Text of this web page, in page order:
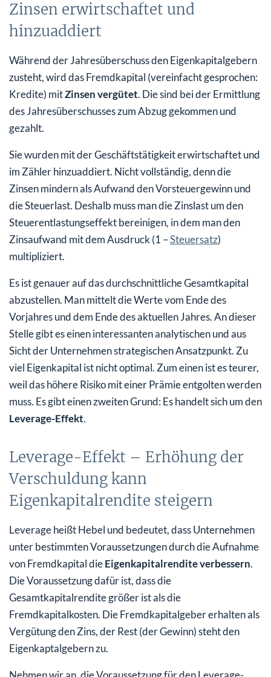
Zinsen erwirtschaftet und
hinzuaddiert
Während der Jahresüberschuss den Eigenkapitalgebern
zusteht, wird das Fremdkapital (vereinfacht gesprochen:
Kredite) mitZinsen vergütet. Die sind bei der Ermittlung
des Jahresüberschusses zum Abzug gekommen und
gezahlt.
Sie wurden mit der Geschäftstätigkeit erwirtschaftet und
im Zähler hinzuaddiert. Nicht vollständig, denn die
Zinsen mindern als Aufwand den Vorsteuergewinn und
die Steuerlast. Deshalb muss man die Zinslast um den
Steuerentlastungseffekt bereinigen, in dem man den
Zinsaufwand mit dem Ausdruck (1 –Steuersatz)
multipliziert.
Es ist genauer auf das durchschnittliche Gesamtkapital
abzustellen. Man mittelt die Werte vom Ende des
Vorjahres und dem Ende des aktuellen Jahres. An dieser
Stelle gibt es einen interessanten analytischen und aus
Sicht der Unternehmen strategischen Ansatzpunkt. Zu
viel Eigenkapital ist nicht optimal. Zum einen ist es teurer,
weil das höhere Risiko mit einer Prämie entgolten werden
muss. Es gibt einen zweiten Grund: Es handelt sich um den
Leverage-Effekt.
Leverage-Effekt – Erhöhung der
Verschuldung kann
Eigenkapitalrendite steigern
Leverage heißt Hebel und bedeutet, dass Unternehmen
unter bestimmten Voraussetzungen durch die Aufnahme
von Fremdkapital dieEigenkapitalrendite verbessern.
Die Voraussetzung dafür ist, dass die
Gesamtkapitalrendite größer ist als die
Fremdkapitalkosten. Die Fremdkapitalgeber erhalten als
Vergütung den Zins, der Rest (der Gewinn) steht den
Eigenkaptalgebern zu.